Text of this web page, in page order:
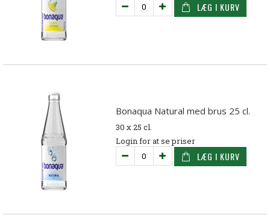
LÆG I KURV
Bonaqua Natural med brus 25 cl.
30 x 25 cl.
Login for at se priser
LÆG I KURV